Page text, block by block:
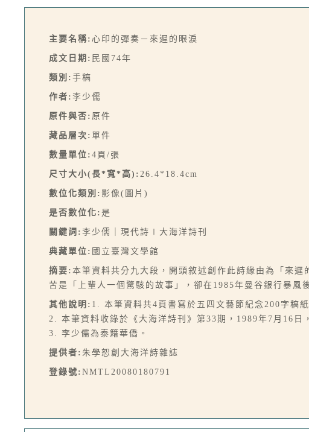
主要名稱: 心印的彈奏－來遲的眼淚
成文日期: 民國74年
類別: 手稿
作者: 李少儒
原件與否: 原件
藏品層次: 單件
數量單位: 4頁/張
尺寸大小(長*寬*高): 26.4*18.4cm
數位化類別: 影像(圖片)
是否數位化: 是
關鍵詞: 李少儒｜現代詩∣大海洋詩刊
典藏單位: 國立臺灣文學館
摘要: 本筆資料共分九大段，開頭敘述創作此詩緣由為「來
苦是「上輩人一個驚駭的故事」，卻在1985年曼谷銀行暴風
其他說明: 1. 本筆資料共4頁書寫於五四文藝節紀念200字稿紙
2. 本筆資料收錄於《大海洋詩刊》第33期，1989年7月16日
3. 李少儒為泰籍華僑。
提供者: 朱學恕創大海洋詩雜誌
登錄號: NMTL20080180791